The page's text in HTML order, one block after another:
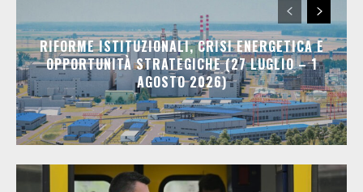
RIFORME ISTITUZIONALI, CRISI ENERGETICA E
OPPORTUNITÀ STRATEGICHE (27 LUGLIO – 1
AGOSTO 2026)